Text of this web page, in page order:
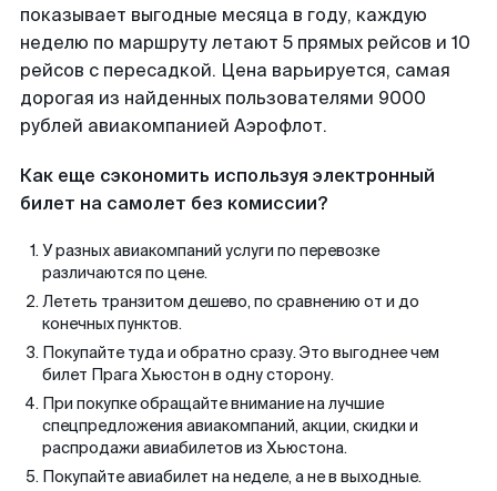
показывает выгодные месяца в году, каждую
неделю по маршруту летают 5 прямых рейсов и 10
рейсов с пересадкой. Цена варьируется, самая
дорогая из найденных пользователями 9000
рублей авиакомпанией Аэрофлот.
Как еще сэкономить используя электронный
билет на самолет без комиссии?
У разных авиакомпаний услуги по перевозке
различаются по цене.
Лететь транзитом дешево, по сравнению от и до
конечных пунктов.
Покупайте туда и обратно сразу. Это выгоднее чем
билет Прага Хьюстон в одну сторону.
При покупке обращайте внимание на лучшие
спецпредложения авиакомпаний, акции, скидки и
распродажи авиабилетов из Хьюстона.
Покупайте авиабилет на неделе, а не в выходные.